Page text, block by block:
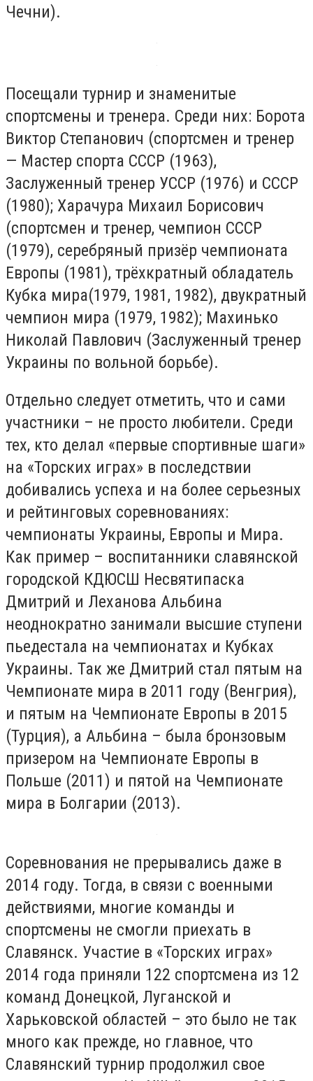
Чечни).
Посещали турнир и знаменитые
спортсмены и тренера. Среди них: Борота
Виктор Степанович (спортсмен и тренер
— Мастер спорта СССР (1963),
Заслуженный тренер УССР (1976) и СССР
(1980); Харачура Михаил Борисович
(спортсмен и тренер, чемпион СССР
(1979), серебряный призёр чемпионата
Европы (1981), трёхкратный обладатель
Кубка мира(1979, 1981, 1982), двукратный
чемпион мира (1979, 1982); Махинько
Николай Павлович (Заслуженный тренер
Украины по вольной борьбе).
Отдельно следует отметить, что и сами
участники – не просто любители. Среди
тех, кто делал «первые спортивные шаги»
на «Торских играх» в последствии
добивались успеха и на более серьезных
и рейтинговых соревнованиях:
чемпионаты Украины, Европы и Мира.
Как пример – воспитанники славянской
городской КДЮСШ Несвятипаска
Дмитрий и Леханова Альбина
неоднократно занимали высшие ступени
пьедестала на чемпионатах и Кубках
Украины. Так же Дмитрий стал пятым на
Чемпионате мира в 2011 году (Венгрия),
и пятым на Чемпионате Европы в 2015
(Турция), а Альбина – была бронзовым
призером на Чемпионате Европы в
Польше (2011) и пятой на Чемпионате
мира в Болгарии (2013).
Соревнования не прерывались даже в
2014 году. Тогда, в связи с военными
действиями, многие команды и
спортсмены не смогли приехать в
Славянск. Участие в «Торских играх»
2014 года приняли 122 спортсмена из 12
команд Донецкой, Луганской и
Харьковской областей – это было не так
много как прежде, но главное, что
Славянский турнир продолжил свое